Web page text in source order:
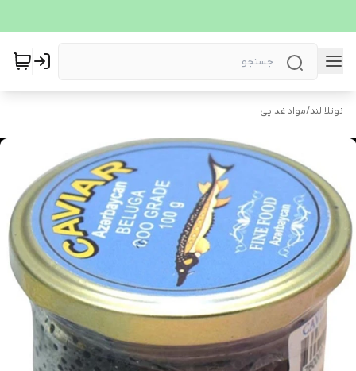
نوتلا لند/مواد غذایی